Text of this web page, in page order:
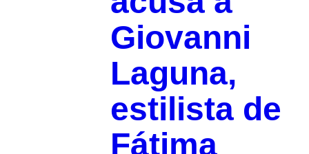
Giovanni
Laguna,
estilista de
Fátima